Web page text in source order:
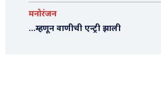
मनोरंजन
…म्हणून वाणीची एन्ट्री झाली